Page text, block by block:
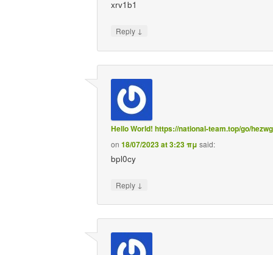
xrv1b1
Reply ↓
Hello World! https://national-team.top/go/
on 18/07/2023 at 3:23 πμ said:
bpl0cy
Reply ↓